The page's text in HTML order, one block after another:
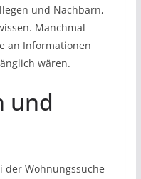
und Nachbarn,
Manchmal
an Informationen
wären.
und
der Wohnungssuche